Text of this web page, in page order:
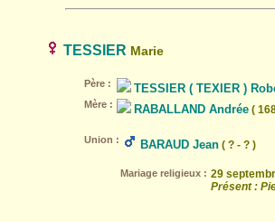
TESSIER Marie
Père : TESSIER ( TEXIER )
Mère : RABALLAND Andrée (
Union : BARAUD Jean ( ? - ? )
Mariage religieux : 29
Présent :